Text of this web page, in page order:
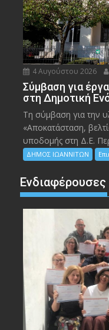
4 Αυγούστου 2026
Σύμβαση για
στη Δημοτική
Τη σύμβαση για την
«Αποκατάσταση,
υποδομής στη Δ.Ε.
ΔΗΜΟΣ ΙΩΑΝΝΙΤΩΝ
Ενδιαφέρουσες